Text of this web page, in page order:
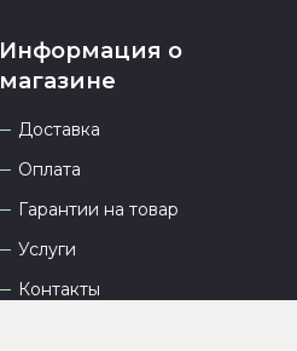
Информация о
магазине
Доставка
Оплата
Гарантии на товар
Услуги
Контакты